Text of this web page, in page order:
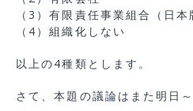
（3）有限責任事業組合（日本
（4）組織化しない
以上の4種類とします。
さて、本題の議論はまた明日～